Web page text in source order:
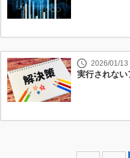
2026/01/13
実行されな